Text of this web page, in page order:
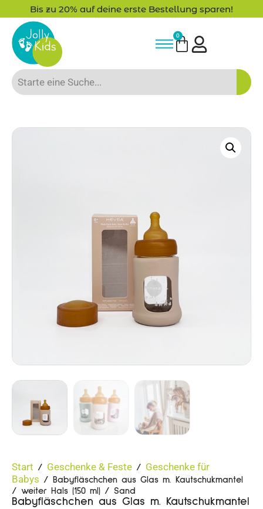
Bis zu 20% auf deine erste Bestellung sparen!
0
Start / Geschenke & Feste / Geschenke für
Babys / Babyfläschchen aus Glas m. Kautschukmantel
/ weiter Hals (150 ml) / Sand
Babyfläschchen aus Glas m. Kautschukmantel